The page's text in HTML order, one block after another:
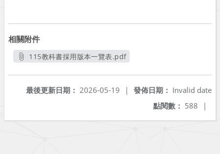
相關附件
115教科書採用版本一覽表.pdf
發佈日期： Invalid date
最後更新日期： 2026-05-19
|
點閱數： 588 |